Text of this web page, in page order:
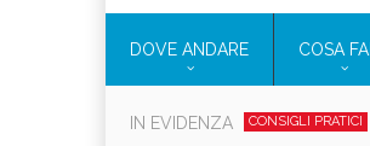
DOVE ANDARE COSA
IN EVIDENZA CONSIGLI PRATICI